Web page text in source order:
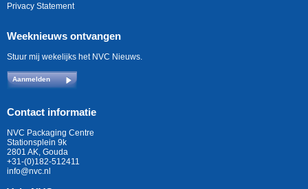
Privacy Statement
Weeknieuws ontvangen
Stuur mij wekelijks het NVC Nieuws.
Aanmelden
Contact informatie
NVC Packaging Centre
Stationsplein 9k
2801 AK, Gouda
+31-(0)182-512411
info@nvc.nl